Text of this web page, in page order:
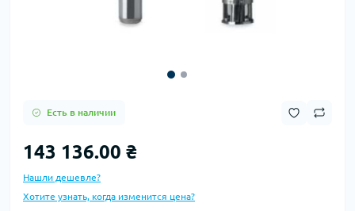
Есть в наличии
143 136.00 ₴
Нашли дешевле?
Хотите узнать, когда изменится цена?